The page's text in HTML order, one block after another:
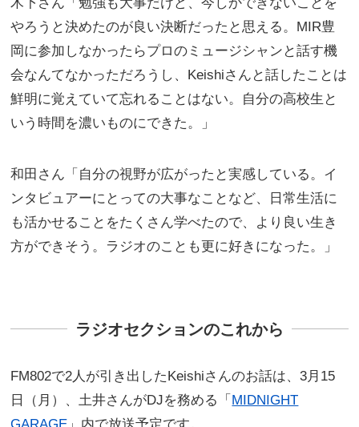
木下さん「勉強も大事だけど、今しかできないことを
やろうと決めたのが良い決断だったと思える。 MIR豊
岡に参加しなかったらプロのミュージシャンと話す機
会なんてなかっただろうし、Keishiさんと話したことは
鮮明に覚えていて忘れることはない。自分の高校生と
いう時間を濃いものにできた。」
和田さん「自分の視野が広がったと実感している。イ
ンタビュアーにとっての大事なことなど、日常生活に
も活かせることをたくさん学べたので、より良い生き
方ができそう。ラジオのことも更に好きになった。」
ラジオセクションのこれから
FM802で2人が引き出したKeishiさんのお話は、3月15
日（月）、土井さんがDJを務める「 MIDNIGHT